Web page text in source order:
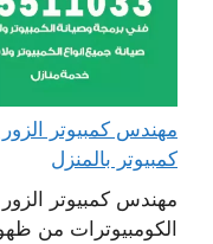
كمبيوتر بالمنزل
مهندس كمبيوتر
الكومبيوترات من